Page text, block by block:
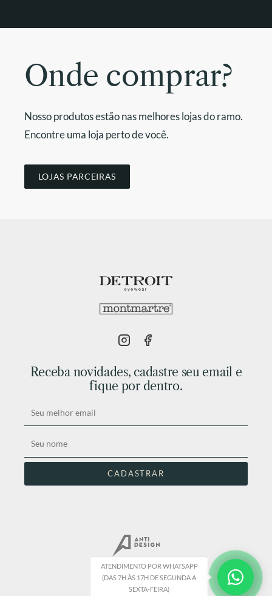
Onde comprar?
Nosso produtos estão nas melhores lojas do ramo.
Encontre uma loja perto de você.
LOJAS PARCEIRAS
ATENDIMENTO POR WHATSAPP
(DAS 7H ÀS 17H DE SEGUNDA A
SEXTA-FEIRA)
Receba novidades, cadastre seu email e
fique por dentro.